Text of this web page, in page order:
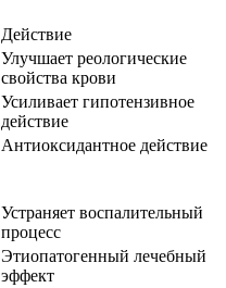
Действие
Улучшает реологические
свойства крови
Усиливает гипотензивное
действие
Антиоксидантное действие
Устраняет воспалительный
процесс
Этиопатогенный лечебный
эффект